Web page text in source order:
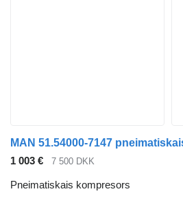
1 003 € 7 500 DKK
Pneimatiskais kompresors